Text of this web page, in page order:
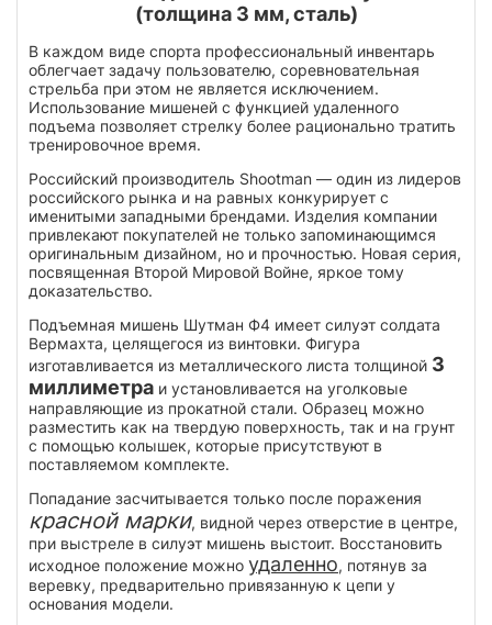
(толщина 3 мм, сталь)
В каждом виде спорта профессиональный инвентарь
облегчает задачу пользователю, соревновательная
стрельба при этом не является исключением.
Использование мишеней с функцией удаленного
подъема позволяет стрелку более рационально тратить
тренировочное время.
Российский производитель Shootman — один из лидеров
российского рынка и на равных конкурирует с
именитыми западными брендами. Изделия компании
привлекают покупателей не только запоминающимся
оригинальным дизайном, но и прочностью. Новая серия,
посвященная Второй Мировой Войне, яркое тому
доказательство.
Подъемная мишень Шутман Ф4 имеет силуэт солдата
Вермахта, целящегося из винтовки. Фигура
изготавливается из металлического листа толщиной 3
миллиметра и установливается на уголковые
направляющие из прокатной стали. Образец можно
разместить как на твердую поверхность, так и на грунт
с помощью колышек, которые присутствуют в
поставляемом комплекте.
Попадание засчитывается только после поражения
красной марки, видной через отверстие в центре,
при выстреле в силуэт мишень выстоит. Восстановить
исходное положение можно удаленно, потянув за
веревку, предварительно привязанную к цепи у
основания модели.